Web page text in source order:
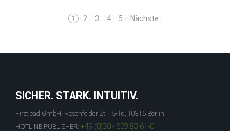
1 2 3 4 5 Nächste
SICHER. STARK. INTUITIV.
Firstlead GmbH, Rosenfelder St. 15-16, 10315 Berlin
HOTLINE PUBLISHER: +49 (0)30 - 609 83 61-0